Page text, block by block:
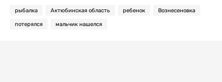
рыбалка Актюбинская область ребенок Вознесеновка
потерялся мальчик нашелся